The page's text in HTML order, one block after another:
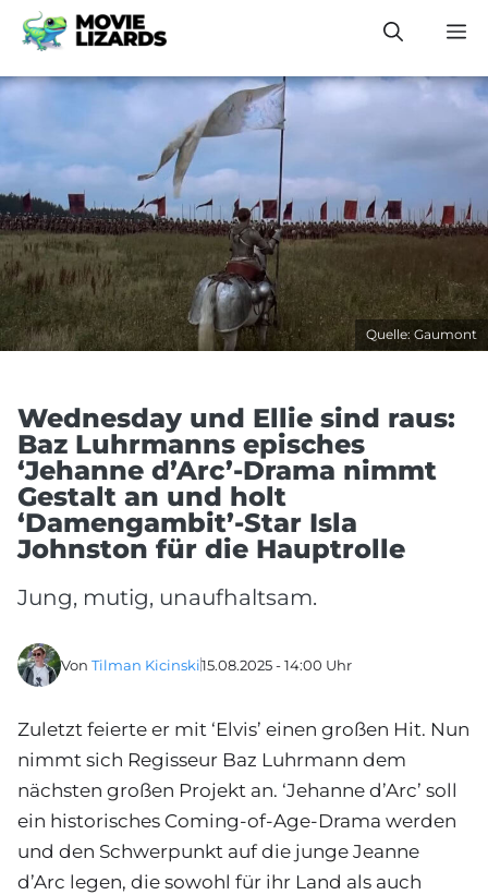
Zum
Inhalt
springen
Quelle: Gaumont
Wednesday und Ellie sind raus:
Baz Luhrmanns episches
‘Jehanne d’Arc’-Drama nimmt
Gestalt an und holt
‘Damengambit’-Star Isla
Johnston für die Hauptrolle
Jung, mutig, unaufhaltsam.
Von Tilman Kicinski15.08.2025 - 14:00 Uhr
Zuletzt feierte er mit ‘Elvis’ einen großen Hit. Nun
nimmt sich Regisseur Baz Luhrmann dem
nächsten großen Projekt an. ‘Jehanne d’Arc’ soll
ein historisches Coming-of-Age-Drama werden
und den Schwerpunkt auf die junge Jeanne
d’Arc legen, die sowohl für ihr Land als auch